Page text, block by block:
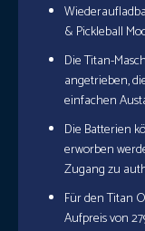
& Pickleball
Die Titan-
angetrieben,
einfachen
Die Batterien
erworben
Zugang zu
Für den Titan
Aufpreis von